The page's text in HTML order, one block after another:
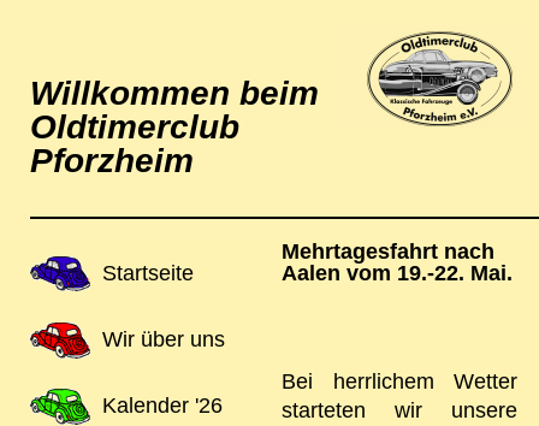
Willkommen beim
Oldtimerclub
Pforzheim
Mehrtagesfahrt nach
Aalen vom 19.-22. Mai.
Bei herrlichem Wetter
starteten wir unsere
Navigation
Startseite
Wir über uns
Kalender '26